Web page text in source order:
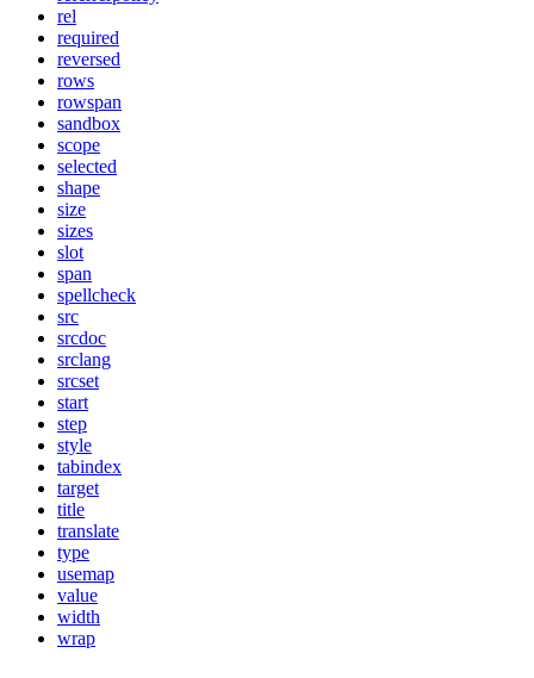
rel
required
reversed
rows
rowspan
sandbox
scope
selected
shape
size
sizes
slot
span
spellcheck
src
srcdoc
srclang
srcset
start
step
style
tabindex
target
title
translate
type
usemap
value
width
wrap